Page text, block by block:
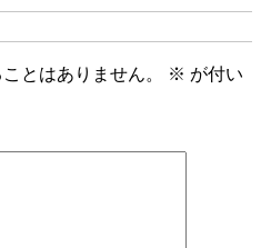
とはありません。 ※ が付い